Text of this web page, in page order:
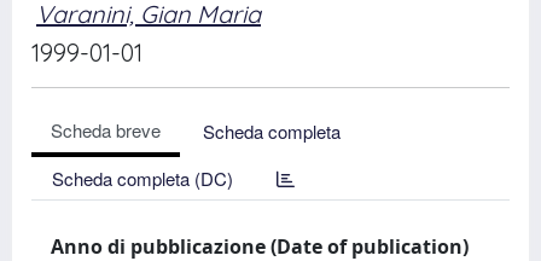
Varanini, Gian Maria
1999-01-01
Scheda breve
Scheda completa
Scheda completa (DC)
Anno di pubblicazione (Date of publication)